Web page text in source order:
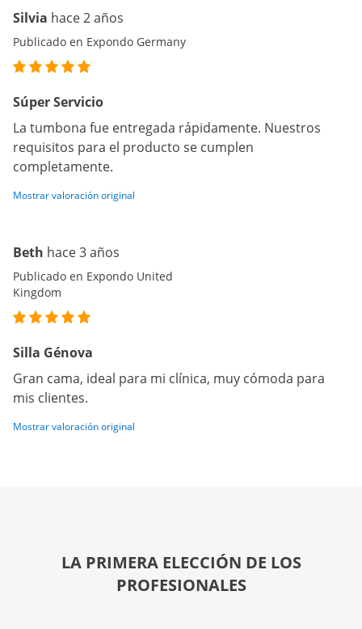
Silvia hace 2 años
Publicado en Expondo Germany
Súper Servicio
La tumbona fue entregada rápidamente. Nuestros
requisitos para el producto se cumplen
completamente.
Mostrar valoración original
Beth hace 3 años
Publicado en Expondo United
Kingdom
Silla Génova
Gran cama, ideal para mi clínica, muy cómoda para
mis clientes.
Mostrar valoración original
LA PRIMERA ELECCIÓN DE LOS
PROFESIONALES